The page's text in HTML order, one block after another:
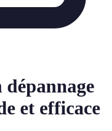
dépannage
et efficace